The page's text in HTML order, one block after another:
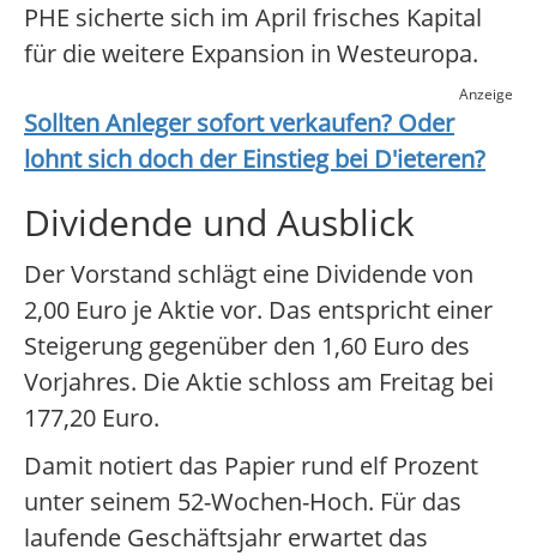
PHE sicherte sich im April frisches Kapital
für die weitere Expansion in Westeuropa.
Anzeige
Sollten Anleger sofort verkaufen? Oder
lohnt sich doch der Einstieg bei D'ieteren?
Dividende und Ausblick
Der Vorstand schlägt eine Dividende von
2,00 Euro je Aktie vor. Das entspricht einer
Steigerung gegenüber den 1,60 Euro des
Vorjahres. Die Aktie schloss am Freitag bei
177,20 Euro.
Damit notiert das Papier rund elf Prozent
unter seinem 52-Wochen-Hoch. Für das
laufende Geschäftsjahr erwartet das